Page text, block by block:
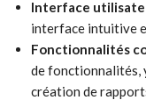
Interface
interface intuitive
Fonctionnalités
de fonctionnalités,
création de